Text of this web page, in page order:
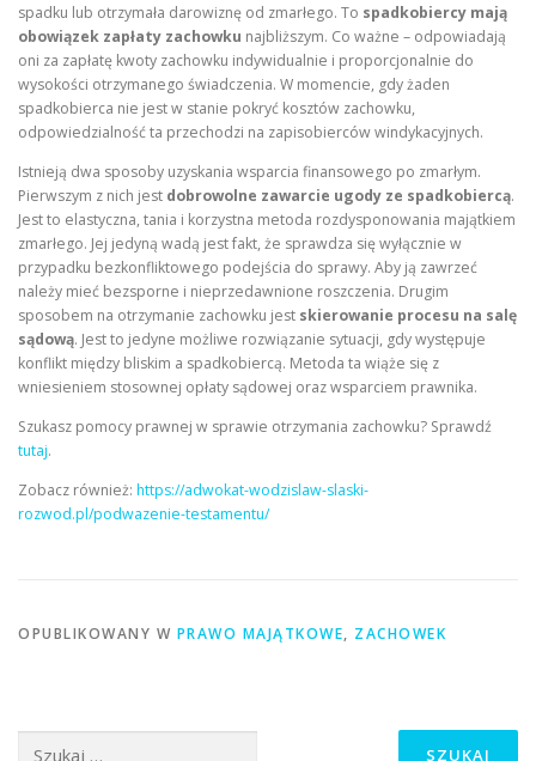
spadku lub otrzymała darowiznę od zmarłego. To spadkobiercy mają
obowiązek zapłaty zachowku najbliższym. Co ważne – odpowiadają
oni za zapłatę kwoty zachowku indywidualnie i proporcjonalnie do
wysokości otrzymanego świadczenia. W momencie, gdy żaden
spadkobierca nie jest w stanie pokryć kosztów zachowku,
odpowiedzialność ta przechodzi na zapisobierców windykacyjnych.
Istnieją dwa sposoby uzyskania wsparcia finansowego po zmarłym.
Pierwszym z nich jest dobrowolne zawarcie ugody ze spadkobiercą.
Jest to elastyczna, tania i korzystna metoda rozdysponowania majątkiem
zmarłego. Jej jedyną wadą jest fakt, że sprawdza się wyłącznie w
przypadku bezkonfliktowego podejścia do sprawy. Aby ją zawrzeć
należy mieć bezsporne i nieprzedawnione roszczenia. Drugim
sposobem na otrzymanie zachowku jest skierowanie procesu na salę
sądową. Jest to jedyne możliwe rozwiązanie sytuacji, gdy występuje
konflikt między bliskim a spadkobiercą. Metoda ta wiąże się z
wniesieniem stosownej opłaty sądowej oraz wsparciem prawnika.
Szukasz pomocy prawnej w sprawie otrzymania zachowku? Sprawdź
tutaj.
Zobacz również: https://adwokat-wodzislaw-slaski-
rozwod.pl/podwazenie-testamentu/
OPUBLIKOWANY W PRAWO MAJĄTKOWE, ZACHOWEK